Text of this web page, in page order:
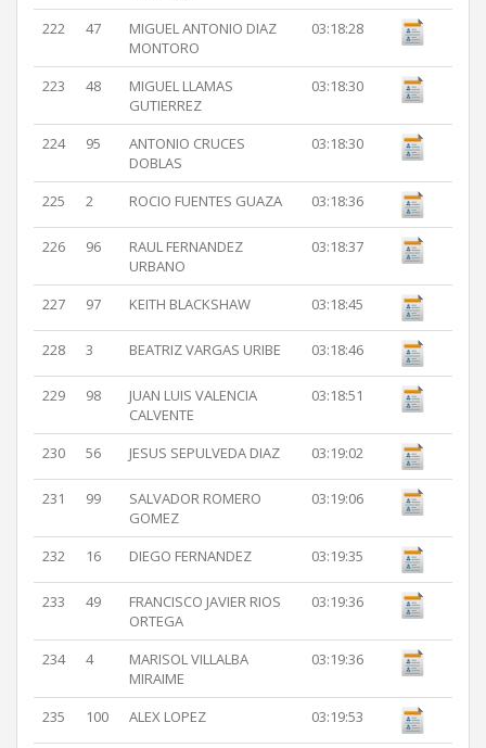
222 47
MIGUEL ANTONIO DIAZ
MONTORO
03:18:28
223 48
MIGUEL LLAMAS
GUTIERREZ
03:18:30
224 95
ANTONIO CRUCES
DOBLAS
03:18:30
225 2 ROCIO FUENTES GUAZA 03:18:36
226 96
RAUL FERNANDEZ
URBANO
03:18:37
227 97 KEITH BLACKSHAW 03:18:45
228 3 BEATRIZ VARGAS URIBE 03:18:46
229 98
JUAN LUIS VALENCIA
CALVENTE
03:18:51
230 56 JESUS SEPULVEDA DIAZ 03:19:02
231 99
SALVADOR ROMERO
GOMEZ
03:19:06
232 16 DIEGO FERNANDEZ 03:19:35
233 49
FRANCISCO JAVIER RIOS
ORTEGA
03:19:36
234 4
MARISOL VILLALBA
MIRAIME
03:19:36
235 100 ALEX LOPEZ 03:19:53